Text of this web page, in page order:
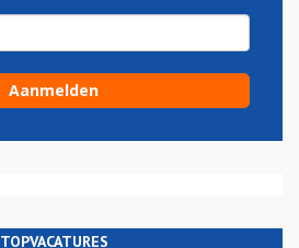
TOPVACATURES